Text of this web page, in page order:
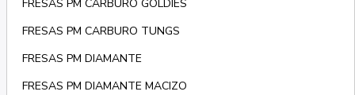
FRESAS PM CARBURO GOLDIES
FRESAS PM CARBURO TUNGS
FRESAS PM DIAMANTE
FRESAS PM DIAMANTE MACIZO